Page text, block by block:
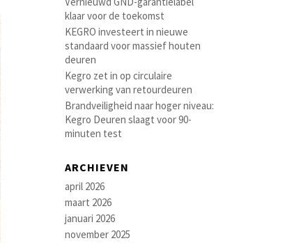
klaar voor de toekomst
KEGRO investeert in nieuwe
standaard voor massief houten
deuren
Kegro zet in op circulaire
verwerking van retourdeuren
Brandveiligheid naar hoger niveau:
Kegro Deuren slaagt voor 90-
minuten test
ARCHIEVEN
april 2026
maart 2026
januari 2026
november 2025